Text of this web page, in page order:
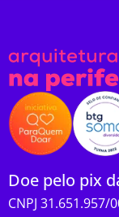
Doe pelo pix
CNPJ 31.651.957/